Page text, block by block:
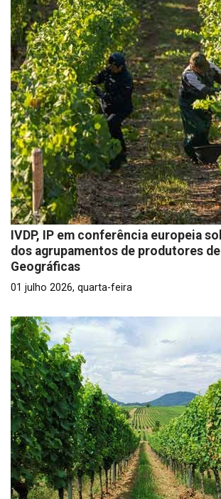
IVDP, IP em conferência europeia
dos agrupamentos de produtores
Geográficas
01 julho 2026, quarta-feira